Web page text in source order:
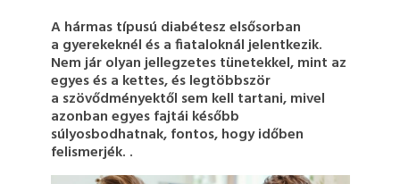
A hármas típusú diabétesz elsősorban
a gyerekeknél és a fiataloknál jelentkezik.
Nem jár olyan jellegzetes tünetekkel, mint az
egyes és a kettes, és legtöbbször
a szövődményektől sem kell tartani, mivel
azonban egyes fajtái később
súlyosbodhatnak, fontos, hogy időben
felismerjék. .